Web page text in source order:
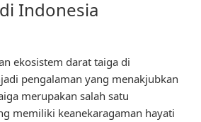
Indonesia
ekosistem darat taiga di
pengalaman yang menakjubkan
merupakan salah satu
memiliki keanekaragaman hayati